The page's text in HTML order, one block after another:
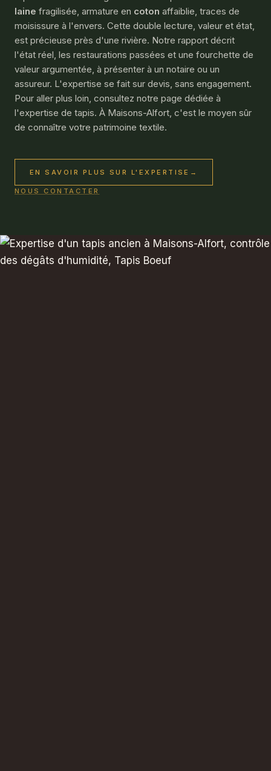
laine fragilisée, armature en coton affaiblie, traces de
moisissure à l'envers. Cette double lecture, valeur et état,
est précieuse près d'une rivière. Notre rapport décrit
l'état réel, les restaurations passées et une fourchette de
valeur argumentée, à présenter à un notaire ou un
assureur. L'expertise se fait sur devis, sans engagement.
Pour aller plus loin, consultez notre page dédiée à
l'expertise de tapis. À Maisons-Alfort, c'est le moyen sûr
de connaître votre patrimoine textile.
EN SAVOIR PLUS SUR L'EXPERTISE →
NOUS CONTACTER